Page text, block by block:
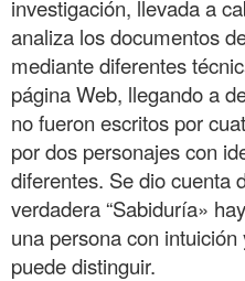
investigación, llevada a
analiza los documentos
mediante diferentes
página Web, llegando a
no fueron escritos por
por dos personajes con
diferentes. Se dio cuenta
verdadera “Sabiduría»
una persona con
puede distinguir.